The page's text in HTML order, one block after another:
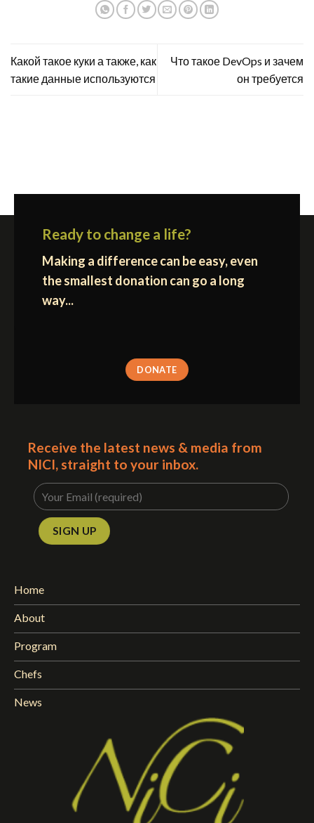
Какой такое куки а также, как
такие данные используются
Что такое DevOps и зачем
он требуется
Ready to change a life?
Making a difference can be easy, even
the smallest donation can go a long
way...
DONATE
Receive the latest news & media from
NICI, straight to your inbox.
Home
About
Program
Chefs
News